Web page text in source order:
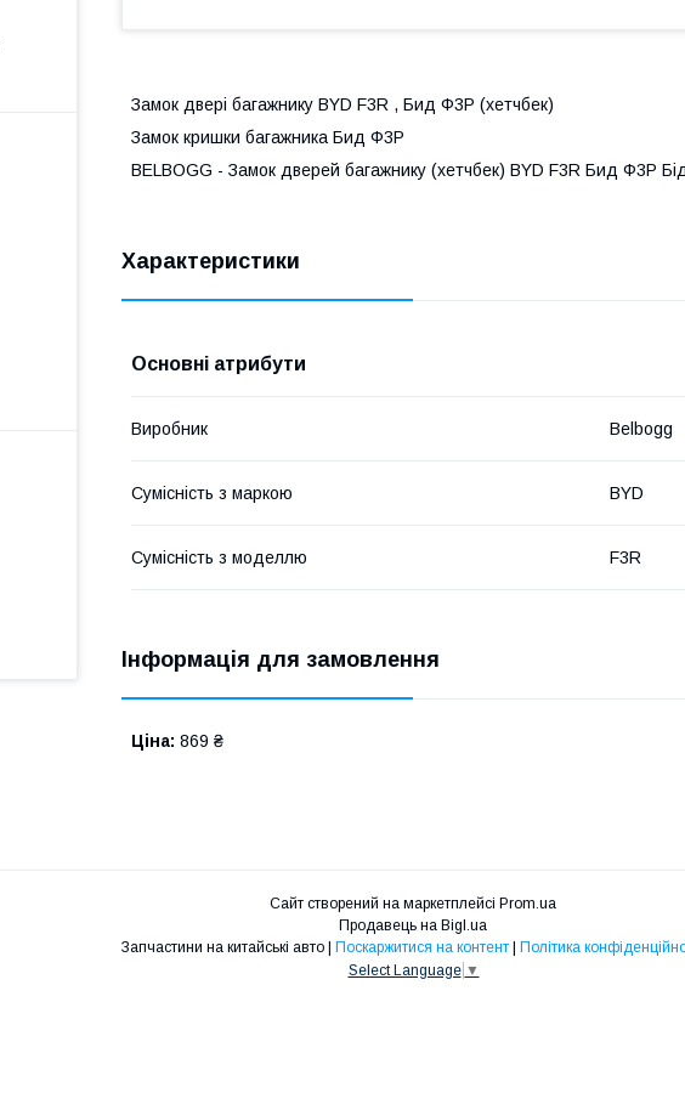
Замок двері багажнику BYD F3R , Бид Ф3Р (хетчбек)
Замок кришки багажника Бид Ф3Р
BELBOGG - Замок дверей багажнику (хетчбек) BYD F3R Бид Ф3Р
Характеристики
Основні атрибути
Виробник Belbogg
Сумісність з маркою BYD
Сумісність з моделлю F3R
Інформація для замовлення
Ціна: 869 ₴
Сайт створений на маркетплейсі Prom.ua
Продавець на Bigl.ua
Запчастини на китайські авто | Поскаржитися на контент | Політика
Select Language ▼